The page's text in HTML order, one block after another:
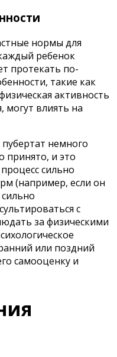
нормы для
ребенок
протекать по-
такие как
активность
могут влиять на
немного
принято, и это
сильно
(например, если он
с
за физическими
или поздний
самооценку и